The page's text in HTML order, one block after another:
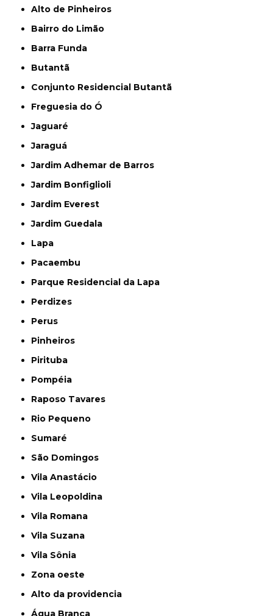
Alto de Pinheiros
Bairro do Limão
Barra Funda
Butantã
Conjunto Residencial Butantã
Freguesia do Ó
Jaguaré
Jaraguá
Jardim Adhemar de Barros
Jardim Bonfiglioli
Jardim Everest
Jardim Guedala
Lapa
Pacaembu
Parque Residencial da Lapa
Perdizes
Perus
Pinheiros
Pirituba
Pompéia
Raposo Tavares
Rio Pequeno
Sumaré
São Domingos
Vila Anastácio
Vila Leopoldina
Vila Romana
Vila Suzana
Vila Sônia
Zona oeste
alto da providencia
Água Branca